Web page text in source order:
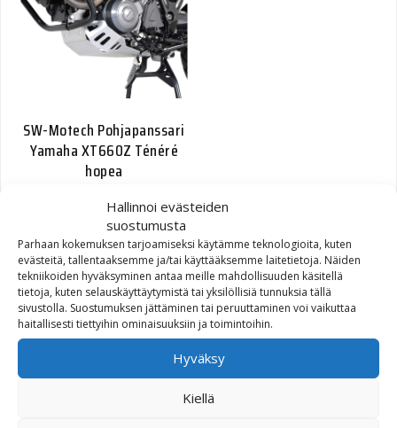
Hallinnoi evästeiden
suostumusta
Parhaan kokemuksen tarjoamiseksi käytämme teknologioita, kuten
evästeitä, tallentaaksemme ja/tai käyttääksemme laitetietoja. Näiden
tekniikoiden hyväksyminen antaa meille mahdollisuuden käsitellä
tietoja, kuten selauskäyttäytymistä tai yksilöllisiä tunnuksia tällä
sivustolla. Suostumuksen jättäminen tai peruuttaminen voi vaikuttaa
haitallisesti tiettyihin ominaisuuksiin ja toimintoihin.
Hyväksy
Kiellä
SW-Motech Pohjapanssari
Yamaha XT660Z Ténéré
hopea
160,00€
SW-Motech Pohjapanssari